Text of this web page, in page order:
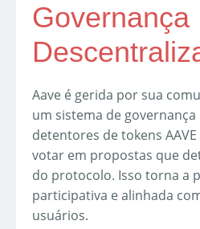
Governança
Aave é gerida por sua
um sistema de governança
detentores de tokens
votar em propostas que
do protocolo. Isso torna a
participativa e alinhada
usuários.